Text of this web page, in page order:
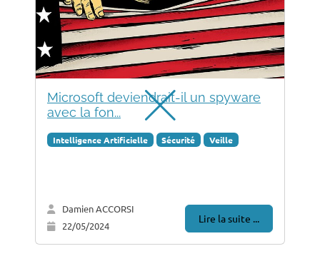
Microsoft deviendrait-il un spyware
avec la fon...
Intelligence Artificielle Sécurité Veille
Damien ACCORSI
22/05/2024
Lire la suite ...